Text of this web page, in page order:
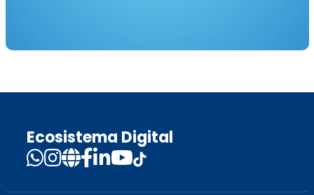
Ecosistema Digital